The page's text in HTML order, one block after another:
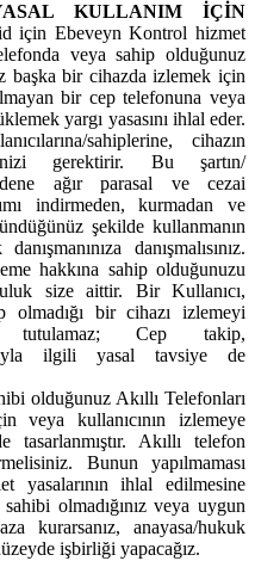
KULLANIM İÇİN
için Ebeveyn Kontrol hizmet
veya sahip olduğunuz
başka bir cihazda izlemek için
bir cep telefonuna veya
yargı yasasını ihlal eder.
sahiplerine, cihazın
gerektirir. Bu şartın/
ağır parasal ve cezai
indirmeden, kurmadan ve
şekilde kullanmanın
danışmalısınız.
hakkına sahip olduğunuzu
size aittir. Bir Kullanıcı,
olmadığı bir cihazı izlemeyi
tutulamaz; Cep takip,
ilgili yasal tavsiye de
olduğunuz Akıllı Telefonları
veya kullanıcının izlemeye
Akıllı telefon
Bunun yapılmaması
yasalarının ihlal edilmesine
olmadığınız veya uygun
kurarsanız, anayasa/hukuk
işbirliği yapacağız.